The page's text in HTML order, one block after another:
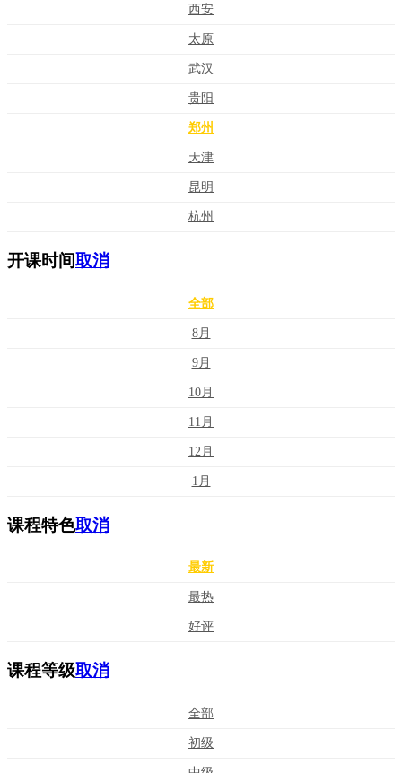
西安
太原
武汉
贵阳
郑州
天津
昆明
杭州
开课时间取消
全部
8月
9月
10月
11月
12月
1月
课程特色取消
最新
最热
好评
课程等级取消
全部
初级